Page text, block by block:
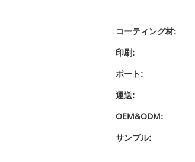
コーティング材:
印刷:
ポート:
運送:
OEM&ODM:
サンプル: